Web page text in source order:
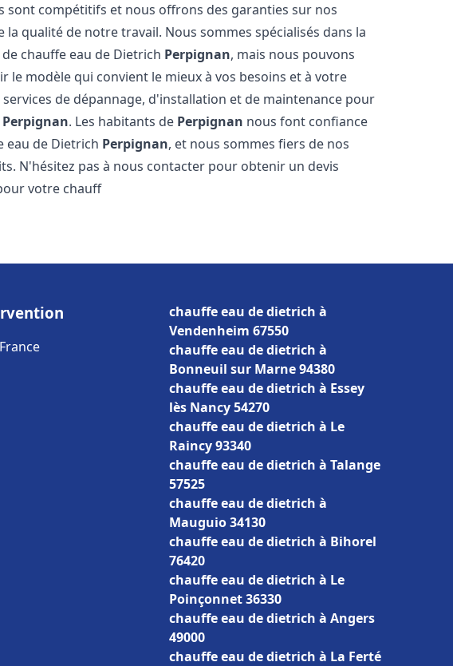
sont compétitifs et nous offrons des garanties sur nos
la qualité de notre travail. Nous sommes spécialisés dans la
chauffe eau de Dietrich Perpignan, mais nous pouvons
le modèle qui convient le mieux à vos besoins et à votre
de dépannage, d'installation et de maintenance pour
Perpignan. Les habitants de Perpignan nous font confiance
eau de Dietrich Perpignan, et nous sommes fiers de nos
N'hésitez pas à nous contacter pour obtenir un devis
votre chauff
chauffe eau de dietrich à
Vendenheim 67550
chauffe eau de dietrich à
Bonneuil sur Marne 94380
chauffe eau de dietrich à Essey
lès Nancy 54270
chauffe eau de dietrich à Le
Raincy 93340
chauffe eau de dietrich à Talange
57525
chauffe eau de dietrich à
Mauguio 34130
chauffe eau de dietrich à Bihorel
76420
chauffe eau de dietrich à Le
Poinçonnet 36330
chauffe eau de dietrich à Angers
49000
chauffe eau de dietrich à La Ferté